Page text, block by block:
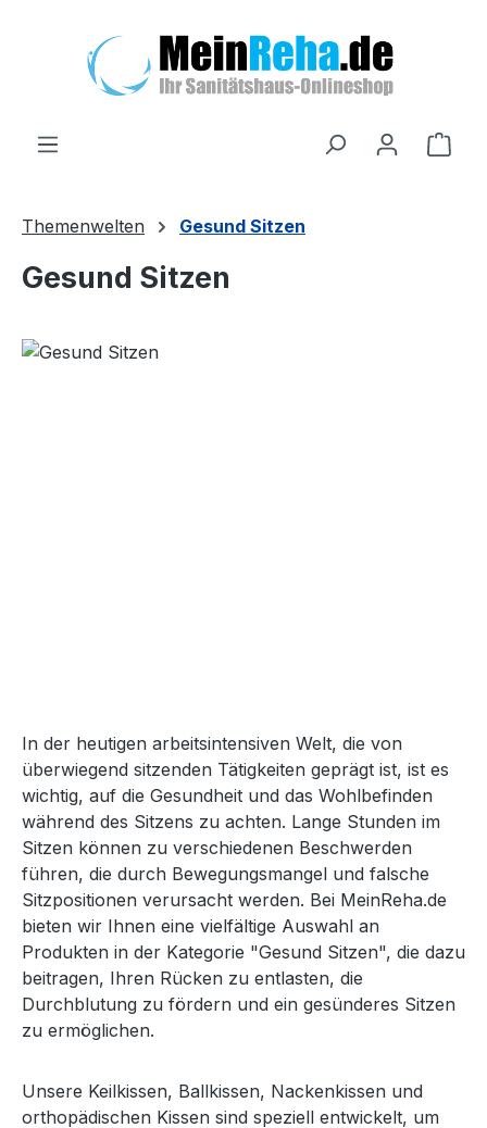
Themenwelten Gesund Sitzen
Gesund Sitzen
In der heutigen arbeitsintensiven Welt, die von
überwiegend sitzenden Tätigkeiten geprägt ist, ist es
wichtig, auf die Gesundheit und das Wohlbefinden
während des Sitzens zu achten. Lange Stunden im
Sitzen können zu verschiedenen Beschwerden
führen, die durch Bewegungsmangel und falsche
Sitzpositionen verursacht werden. Bei MeinReha.de
bieten wir Ihnen eine vielfältige Auswahl an
Produkten in der Kategorie "Gesund Sitzen", die dazu
beitragen, Ihren Rücken zu entlasten, die
Durchblutung zu fördern und ein gesünderes Sitzen
zu ermöglichen.
Unsere Keilkissen, Ballkissen, Nackenkissen und
orthopädischen Kissen sind speziell entwickelt, um